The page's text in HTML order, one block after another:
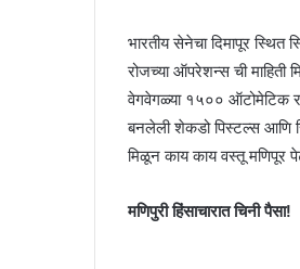
भारतीय सेनेचा दिमापूर स्थित
रोजच्या ऑपरेशन्स ची
वेगवेगळ्या १५०० ऑटोमेटिक
बनलेली शेकडो पिस्टल्स आणि
मिळून काय काय वस्तू मणिपूर
मणिपुरी हिंसाचारात चिनी पैसा!